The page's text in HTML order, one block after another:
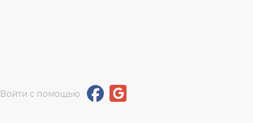
Войти с помощью